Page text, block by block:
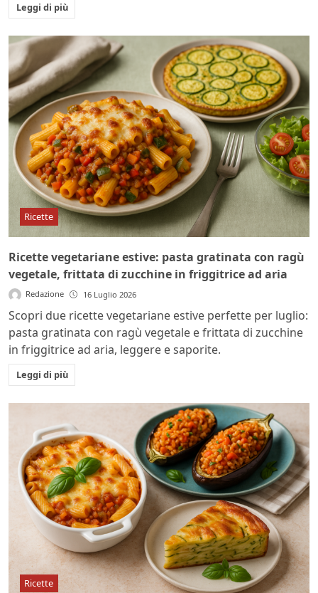
Leggi di più
Ricette
Ricette vegetariane estive: pasta gratinata con ragù
vegetale, frittata di zucchine in friggitrice ad aria
Redazione 16 Luglio 2026
Scopri due ricette vegetariane estive perfette per luglio:
pasta gratinata con ragù vegetale e frittata di zucchine
in friggitrice ad aria, leggere e saporite.
Leggi di più
Ricette